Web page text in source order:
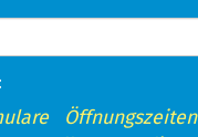
Öffnungszeiten